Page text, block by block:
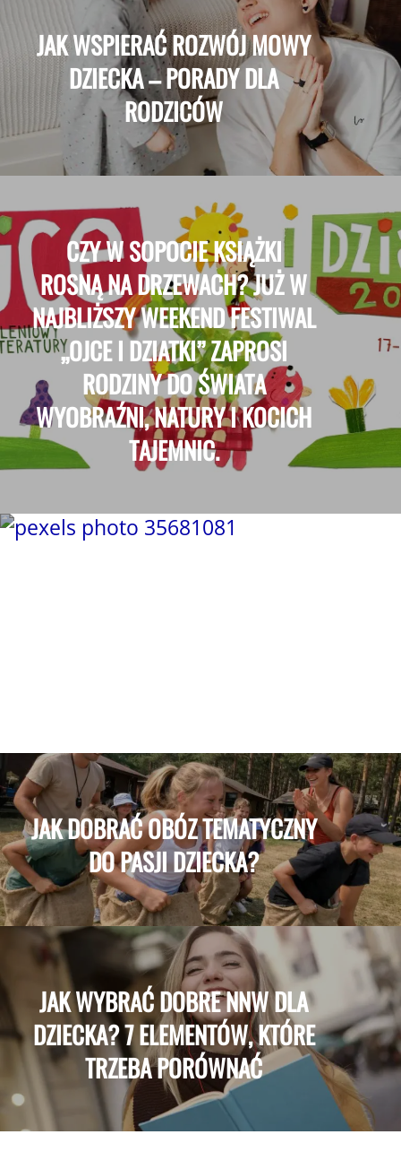
JAK WSPIERAĆ ROZWÓJ MOWY
DZIECKA – PORADY DLA
RODZICÓW
CZY W SOPOCIE KSIĄŻKI
ROSNĄ NA DRZEWACH? JUŻ W
NAJBLIŻSZY WEEKEND FESTIWAL
„OJCE I DZIATKI” ZAPROSI
RODZINY DO ŚWIATA
WYOBRAŹNI, NATURY I KOCICH
TAJEMNIC.
JAK DOBRAĆ OBÓZ TEMATYCZNY
DO PASJI DZIECKA?
JAK WYBRAĆ DOBRE NNW DLA
DZIECKA? 7 ELEMENTÓW, KTÓRE
TRZEBA PORÓWNAĆ